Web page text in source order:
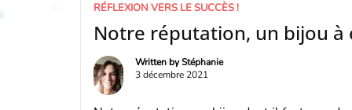
RÉFLEXION VERS LE SUCCÈS !
Notre réputation, un bijou
Written byStéphanie
3 décembre 2021